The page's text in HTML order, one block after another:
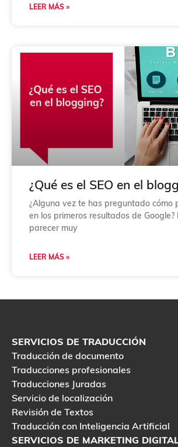
LEER MÁS »
¿Qué es el SEO en el
¿Alguna vez te has preguntado cómo
en los primeros resultados de Google?
parecer muy
LEER MÁS »
SERVICIOS DE TRADUCCIÓN
Traducción de documento
Traducciones profesionales
Traducciones Juradas
Servicio de localización
Revisión de Textos
Traducción con Inteligencia Artificial
SERVICIOS DE MARKETING